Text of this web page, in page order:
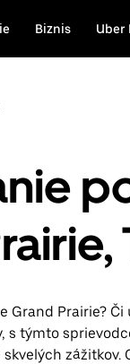
Biznis Uber
Grand Prairie? Či
s týmto
zážitkov.